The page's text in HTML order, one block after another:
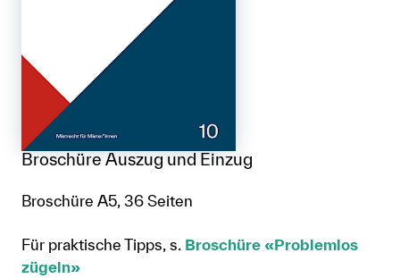
Broschüre Auszug und Einzug
Broschüre A5, 36 Seiten
Für praktische Tipps, s. Broschüre «Problemlos
zügeln»